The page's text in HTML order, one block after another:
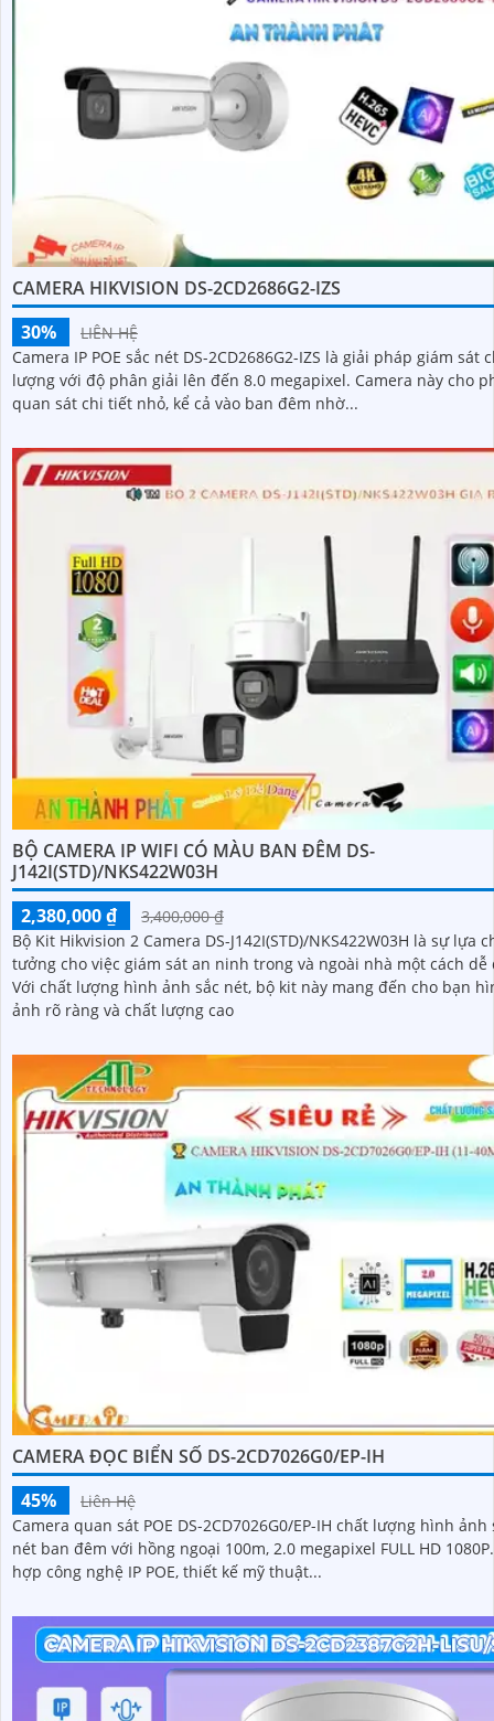
CAMERA HIKVISION DS-2CD2686G2-IZS
30%
LIÊN HỆ
Camera IP POE sắc nét DS-2CD2686G2-IZS là giải pháp giám sát
lượng với độ phân giải lên đến 8.0 megapixel. Camera này cho phép
quan sát chi tiết nhỏ, kể cả vào ban đêm nhờ...
BỘ CAMERA IP WIFI CÓ MÀU BAN ĐÊM DS-
J142I(STD)/NKS422W03H
2,380,000 ₫
3,400,000 ₫
Bộ Kit Hikvision 2 Camera DS-J142I(STD)/NKS422W03H là sự lựa
tưởng cho việc giám sát an ninh trong và ngoài nhà một cách dễ
Với chất lượng hình ảnh sắc nét, bộ kit này mang đến cho bạn
ảnh rõ ràng và chất lượng cao
CAMERA ĐỌC BIỂN SỐ DS-2CD7026G0/EP-IH
45%
Liên Hệ
Camera quan sát POE DS-2CD7026G0/EP-IH chất lượng hình ảnh
nét ban đêm với hồng ngoại 100m, 2.0 megapixel FULL HD 1080P.
hợp công nghệ IP POE, thiết kế mỹ thuật...